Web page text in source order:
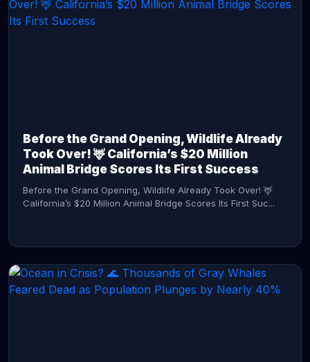
Before the Grand Opening, Wildlife Already
Took Over! 🦌 California’s $20 Million
Animal Bridge Scores Its First Success
Before the Grand Opening, Wildlife Already Took Over! 🦌
California’s $20 Million Animal Bridge Scores Its First Suc...